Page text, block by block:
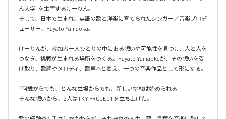
ん大学」を主宰するけーりん。
そして、日本で生まれ、英語の歌と洋楽に育てられたシンガー／音楽プロデ
ューサー、Hayato Yamaoka。
けーりんが、参加者一人ひとりの中にある想いや可能性を見つけ、人と人を
つなぎ、挑戦が生まれる場所をつくる。Hayato Yamaokaが、その想いを受
け取り、歌詞やメロディ、歌声へと変え、一つの音楽作品として形にする。
「何歳からでも、どんな立場からでも、新しい挑戦は始められる」
そんな想いから、2人はTKY PROJECTを立ち上げた。